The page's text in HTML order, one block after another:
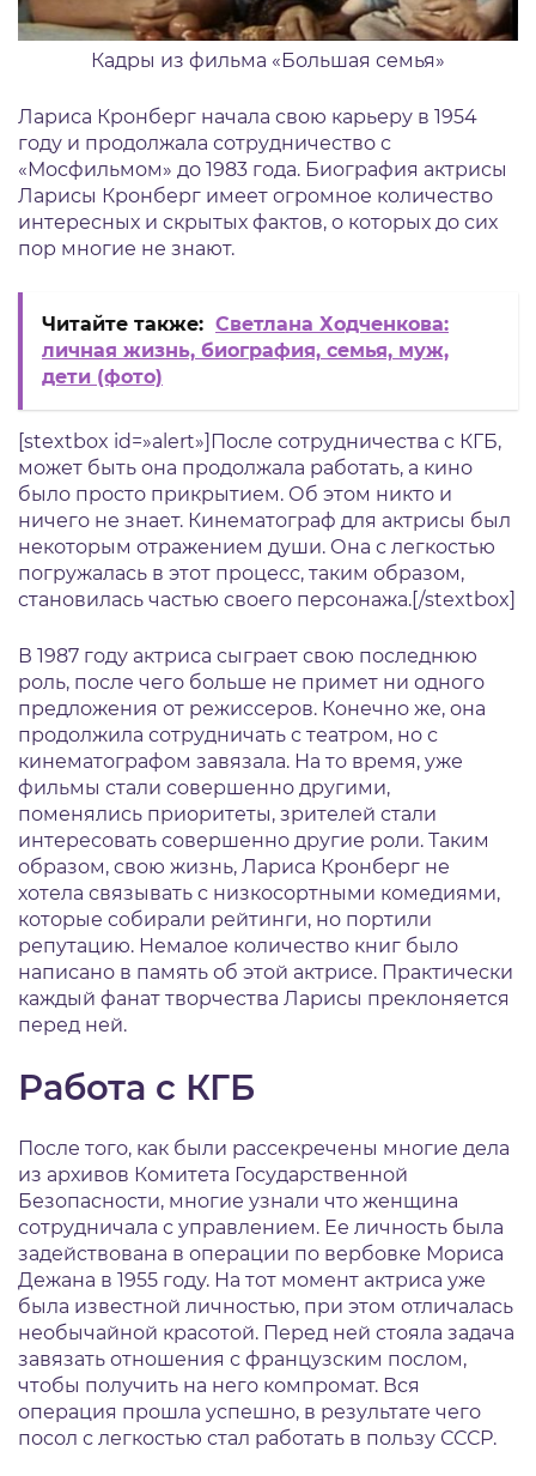
Кадры из фильма «Большая семья»
Лариса Кронберг начала свою карьеру в 1954
году и продолжала сотрудничество с
«Мосфильмом» до 1983 года. Биография актрисы
Ларисы Кронберг имеет огромное количество
интересных и скрытых фактов, о которых до сих
пор многие не знают.
Читайте также: Светлана Ходченкова:
личная жизнь, биография, семья, муж,
дети (фото)
[stextbox id=»alert»]После сотрудничества с КГБ,
может быть она продолжала работать, а кино
было просто прикрытием. Об этом никто и
ничего не знает. Кинематограф для актрисы был
некоторым отражением души. Она с легкостью
погружалась в этот процесс, таким образом,
становилась частью своего персонажа.[/stextbox]
В 1987 году актриса сыграет свою последнюю
роль, после чего больше не примет ни одного
предложения от режиссеров. Конечно же, она
продолжила сотрудничать с театром, но с
кинематографом завязала. На то время, уже
фильмы стали совершенно другими,
поменялись приоритеты, зрителей стали
интересовать совершенно другие роли. Таким
образом, свою жизнь, Лариса Кронберг не
хотела связывать с низкосортными комедиями,
которые собирали рейтинги, но портили
репутацию. Немалое количество книг было
написано в память об этой актрисе. Практически
каждый фанат творчества Ларисы преклоняется
перед ней.
Работа с КГБ
После того, как были рассекречены многие дела
из архивов Комитета Государственной
Безопасности, многие узнали что женщина
сотрудничала с управлением. Ее личность была
задействована в операции по вербовке Мориса
Дежана в 1955 году. На тот момент актриса уже
была известной личностью, при этом отличалась
необычайной красотой. Перед ней стояла задача
завязать отношения с французским послом,
чтобы получить на него компромат. Вся
операция прошла успешно, в результате чего
посол с легкостью стал работать в пользу СССР.